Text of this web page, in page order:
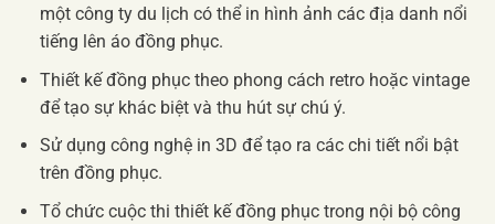
một công ty du lịch có thể in hình ảnh các địa danh nổi
tiếng lên áo đồng phục.
Thiết kế đồng phục theo phong cách retro hoặc vintage
để tạo sự khác biệt và thu hút sự chú ý.
Sử dụng công nghệ in 3D để tạo ra các chi tiết nổi bật
trên đồng phục.
Tổ chức cuộc thi thiết kế đồng phục trong nội bộ công